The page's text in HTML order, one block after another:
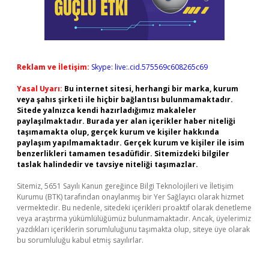
Reklam ve İletişim: Skype: live:.cid.575569c608265c69
Yasal Uyarı: Bu internet sitesi, herhangi bir marka, kurum
veya şahıs şirketi ile hiçbir bağlantısı bulunmamaktadır.
Sitede yalnızca kendi hazırladığımız makaleler
paylaşılmaktadır. Burada yer alan içerikler haber niteliği
taşımamakta olup, gerçek kurum ve kişiler hakkında
paylaşım yapılmamaktadır. Gerçek kurum ve kişiler ile isim
benzerlikleri tamamen tesadüfidir. Sitemizdeki bilgiler
taslak halindedir ve tavsiye niteliği taşımazlar.
Sitemiz, 5651 Sayılı Kanun gereğince Bilgi Teknolojileri ve İletişim
Kurumu (BTK) tarafından onaylanmış bir Yer Sağlayıcı olarak hizmet
vermektedir. Bu nedenle, sitedeki içerikleri proaktif olarak denetleme
veya araştırma yükümlülüğümüz bulunmamaktadır. Ancak, üyelerimiz
yazdıkları içeriklerin sorumluluğunu taşımakta olup, siteye üye olarak
bu sorumluluğu kabul etmiş sayılırlar.